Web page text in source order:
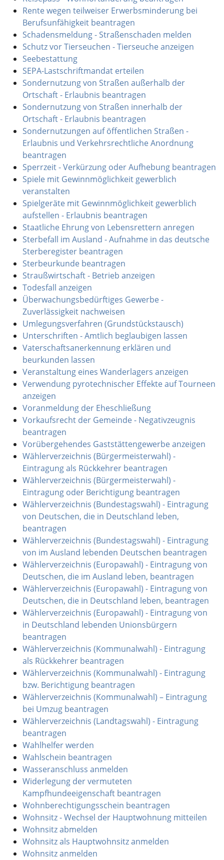
Rente wegen teilweiser Erwerbsminderung bei
Berufsunfähigkeit beantragen
Schadensmeldung - Straßenschaden melden
Schutz vor Tierseuchen - Tierseuche anzeigen
Seebestattung
SEPA-Lastschriftmandat erteilen
Sondernutzung von Straßen außerhalb der
Ortschaft - Erlaubnis beantragen
Sondernutzung von Straßen innerhalb der
Ortschaft - Erlaubnis beantragen
Sondernutzungen auf öffentlichen Straßen -
Erlaubnis und Verkehrsrechtliche Anordnung
beantragen
Sperrzeit - Verkürzung oder Aufhebung beantragen
Spiele mit Gewinnmöglichkeit gewerblich
veranstalten
Spielgeräte mit Gewinnmöglichkeit gewerblich
aufstellen - Erlaubnis beantragen
Staatliche Ehrung von Lebensrettern anregen
Sterbefall im Ausland - Aufnahme in das deutsche
Sterberegister beantragen
Sterbeurkunde beantragen
Straußwirtschaft - Betrieb anzeigen
Todesfall anzeigen
Überwachungsbedürftiges Gewerbe -
Zuverlässigkeit nachweisen
Umlegungsverfahren (Grundstückstausch)
Unterschriften - Amtlich beglaubigen lassen
Vaterschaftsanerkennung erklären und
beurkunden lassen
Veranstaltung eines Wanderlagers anzeigen
Verwendung pyrotechnischer Effekte auf Tourneen
anzeigen
Voranmeldung der Eheschließung
Vorkaufsrecht der Gemeinde - Negativzeugnis
beantragen
Vorübergehendes Gaststättengewerbe anzeigen
Wählerverzeichnis (Bürgermeisterwahl) -
Eintragung als Rückkehrer beantragen
Wählerverzeichnis (Bürgermeisterwahl) -
Eintragung oder Berichtigung beantragen
Wählerverzeichnis (Bundestagswahl) - Eintragung
von Deutschen, die in Deutschland leben,
beantragen
Wählerverzeichnis (Bundestagswahl) - Eintragung
von im Ausland lebenden Deutschen beantragen
Wählerverzeichnis (Europawahl) - Eintragung von
Deutschen, die im Ausland leben, beantragen
Wählerverzeichnis (Europawahl) - Eintragung von
Deutschen, die in Deutschland leben, beantragen
Wählerverzeichnis (Europawahl) - Eintragung von
in Deutschland lebenden Unionsbürgern
beantragen
Wählerverzeichnis (Kommunalwahl) - Eintragung
als Rückkehrer beantragen
Wählerverzeichnis (Kommunalwahl) - Eintragung
bzw. Berichtigung beantragen
Wählerverzeichnis (Kommunalwahl) – Eintragung
bei Umzug beantragen
Wählerverzeichnis (Landtagswahl) - Eintragung
beantragen
Wahlhelfer werden
Wahlschein beantragen
Wasseranschluss anmelden
Widerlegung der vermuteten
Kampfhundeeigenschaft beantragen
Wohnberechtigungsschein beantragen
Wohnsitz - Wechsel der Hauptwohnung mitteilen
Wohnsitz abmelden
Wohnsitz als Hauptwohnsitz anmelden
Wohnsitz anmelden